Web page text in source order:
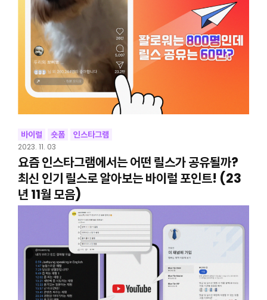
바이럴 숏폼 인스타그램
2023. 11. 03
요즘 인스타그램에서는 어떤 릴스가 공유될까?
최신 인기 릴스로 알아보는 바이럴 포인트! (23
년 11월 모음)